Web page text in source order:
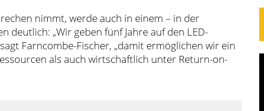
nimmt, werde auch in einem – in der
deutlich: „Wir geben fünf Jahre auf den LED-
Farncombe-Fischer, „damit ermöglichen wir ein
als auch wirtschaftlich unter Return-on-